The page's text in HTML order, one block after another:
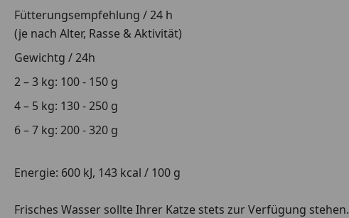
Fütterungsempfehlung / 24 h
(je nach Alter, Rasse & Aktivität)
Gewichtg / 24h
2 – 3 kg: 100 - 150 g
4 – 5 kg: 130 - 250 g
6 – 7 kg: 200 - 320 g
Energie: 600 kJ, 143 kcal / 100 g
Frisches Wasser sollte Ihrer Katze stets zur Verfügung stehen.